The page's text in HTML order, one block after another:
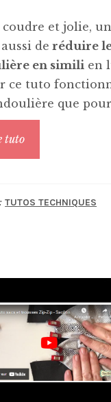
coudre et jolie,
de réduire
en simili en
ce tuto
que
tuto
:TUTOS TECHNIQUES